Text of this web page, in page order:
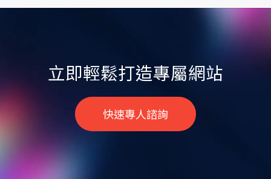
立即輕鬆打造專屬網站
快速專人諮詢